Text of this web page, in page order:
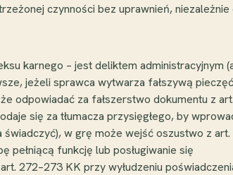
czynności bez uprawnień, niezależnie
karnego – jest deliktem administracyjnym
jeżeli sprawca wytwarza fałszywą pieczęć
odpowiadać za fałszerstwo dokumentu z
się za tłumacza przysięgłego, by
świadczyć), w grę może wejść oszustwo z
funkcję lub posługiwanie się
272–273 KK przy wyłudzeniu